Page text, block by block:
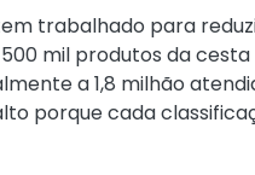
trabalhado para
mil produtos da
a 1,8 milhão
porque cada